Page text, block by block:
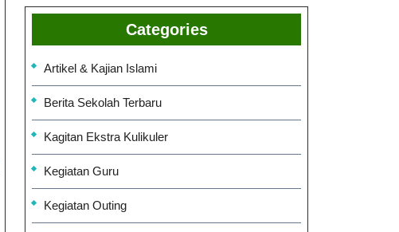
Categories
Artikel & Kajian Islami
Berita Sekolah Terbaru
Kagitan Ekstra Kulikuler
Kegiatan Guru
Kegiatan Outing